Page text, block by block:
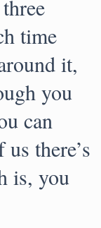
time
it,
you
can
there’s
is, you